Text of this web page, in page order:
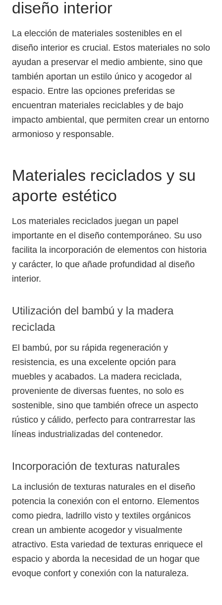
diseño interior
La elección de materiales sostenibles en el
diseño interior es crucial. Estos materiales no solo
ayudan a preservar el medio ambiente, sino que
también aportan un estilo único y acogedor al
espacio. Entre las opciones preferidas se
encuentran materiales reciclables y de bajo
impacto ambiental, que permiten crear un entorno
armonioso y responsable.
Materiales reciclados y su
aporte estético
Los materiales reciclados juegan un papel
importante en el diseño contemporáneo. Su uso
facilita la incorporación de elementos con historia
y carácter, lo que añade profundidad al diseño
interior.
Utilización del bambú y la madera
reciclada
El bambú, por su rápida regeneración y
resistencia, es una excelente opción para
muebles y acabados. La madera reciclada,
proveniente de diversas fuentes, no solo es
sostenible, sino que también ofrece un aspecto
rústico y cálido, perfecto para contrarrestar las
líneas industrializadas del contenedor.
Incorporación de texturas naturales
La inclusión de texturas naturales en el diseño
potencia la conexión con el entorno. Elementos
como piedra, ladrillo visto y textiles orgánicos
crean un ambiente acogedor y visualmente
atractivo. Esta variedad de texturas enriquece el
espacio y aborda la necesidad de un hogar que
evoque confort y conexión con la naturaleza.